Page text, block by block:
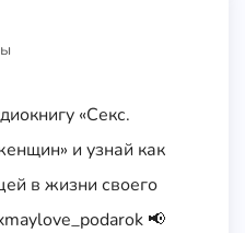
«Секс.
и узнай как
в жизни своего
📢